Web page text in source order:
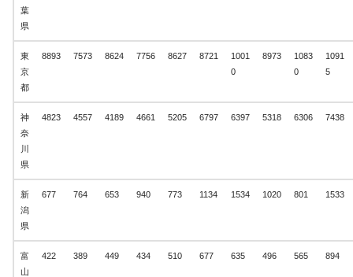
葉
県
東
京
都
8893 7573 8624 7756 8627 8721
1001
0
8973
1083
0
1091
5
神
奈
川
県
4823 4557 4189 4661 5205 6797 6397 5318 6306 7438
新
潟
県
677 764 653 940 773 1134 1534 1020 801 1533
富
山
422 389 449 434 510 677 635 496 565 894